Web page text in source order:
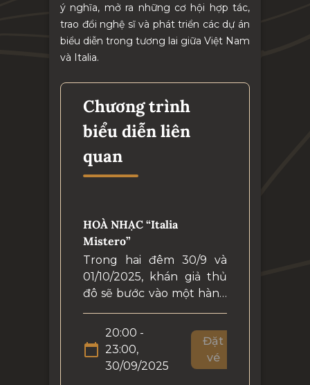
ý nghĩa, mở ra những cơ hội hợp tác,
trao đổi nghệ sĩ và phát triển các dự án
biểu diễn trong tương lai giữa Việt Nam
và Italia.
Chương trình
biểu diễn liên
quan
HOÀ NHẠC “Italia
Mistero”
Trong hai đêm 30/9 và
01/10/2025, khán giả thủ
đô sẽ bước vào một hành
hút mang tên “Italia
Mistero”, nơi những giai
điệu kinh điển của Verdi,
20:00 -
23:00,
30/09/2025
Đặt
vé